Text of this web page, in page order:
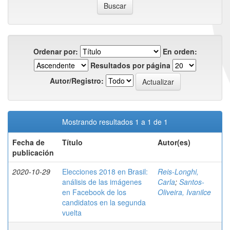
Ordenar por:
En orden:
Resultados por página
Autor/Registro:
Mostrando resultados 1 a 1 de 1
Fecha de
publicación
Título Autor(es)
2020-10-29
Elecciones 2018 en Brasil:
análisis de las imágenes
en Facebook de los
candidatos en la segunda
vuelta
Reis-Longhi,
Carla; Santos-
Oliveira, Ivanilce